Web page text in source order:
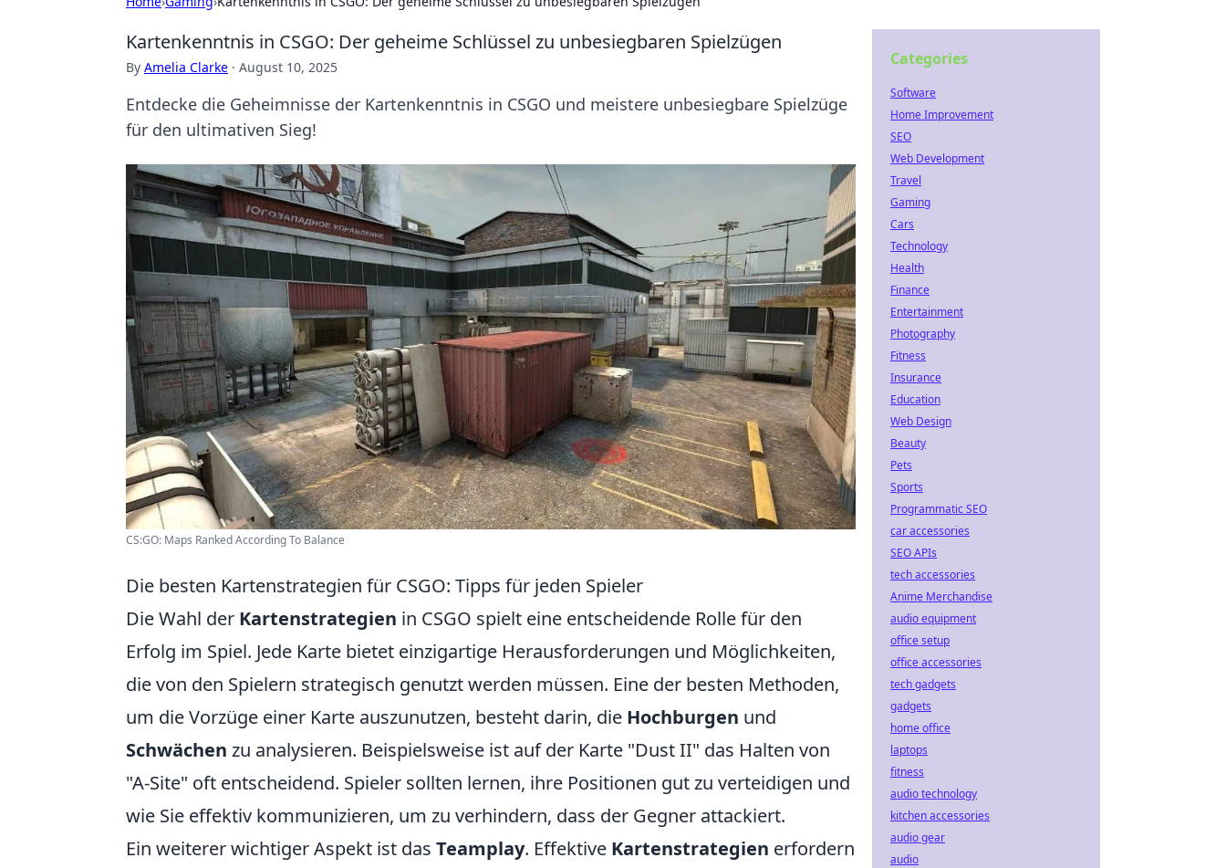
Kartenkenntnis in CSGO: Der geheime Schlüssel zu unbesiegbaren Spielzügen
By Amelia Clarke · August 10, 2025
Entdecke die Geheimnisse der Kartenkenntnis in CSGO und meistere unbesiegbare Spielzüge
für den ultimativen Sieg!
CS:GO: Maps Ranked According To Balance
Die besten Kartenstrategien für CSGO: Tipps für jeden Spieler
Die Wahl der Kartenstrategien in CSGO spielt eine entscheidende Rolle für den
Erfolg im Spiel. Jede Karte bietet einzigartige Herausforderungen und Möglichkeiten,
die von den Spielern strategisch genutzt werden müssen. Eine der besten Methoden,
um die Vorzüge einer Karte auszunutzen, besteht darin, die Hochburgen und
Schwächen zu analysieren. Beispielsweise ist auf der Karte "Dust II" das Halten von
"A-Site" oft entscheidend. Spieler sollten lernen, ihre Positionen gut zu verteidigen und
wie Sie effektiv kommunizieren, um zu verhindern, dass der Gegner attackiert.
Ein weiterer wichtiger Aspekt ist das Teamplay. Effektive Kartenstrategien erfordern
Categories
Software
Home Improvement
SEO
Web Development
Travel
Gaming
Cars
Technology
Health
Finance
Entertainment
Photography
Fitness
Insurance
Education
Web Design
Beauty
Pets
Sports
Programmatic SEO
car accessories
SEO APIs
tech accessories
Anime Merchandise
audio equipment
office setup
office accessories
tech gadgets
gadgets
home office
laptops
fitness
audio technology
kitchen accessories
audio gear
audio